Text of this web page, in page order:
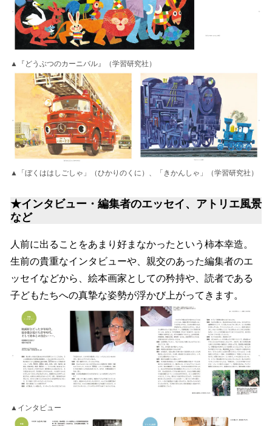
▲『どうぶつのカーニバル』（学習研究社）
▲「ぼくははしごしゃ」（ひかりのくに）、「きかんしゃ」（学習研究社）
★インタビュー・編集者のエッセイ、アトリエ風景
など
人前に出ることをあまり好まなかったという柿本幸造。
生前の貴重なインタビューや、親交のあった編集者のエ
ッセイなどから、絵本画家としての矜持や、読者である
子どもたちへの真摯な姿勢が浮かび上がってきます。
▲インタビュー